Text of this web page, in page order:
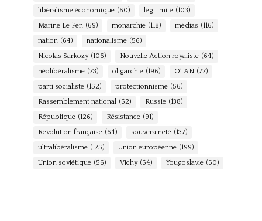
libéralisme économique (60) légitimité (103)
Marine Le Pen (69) monarchie (118) médias (116)
nation (64) nationalisme (56)
Nicolas Sarkozy (106) Nouvelle Action royaliste (64)
néolibéralisme (73) oligarchie (196) OTAN (77)
parti socialiste (152) protectionnisme (56)
Rassemblement national (52) Russie (138)
République (126) Résistance (91)
Révolution française (64) souveraineté (137)
ultralibéralisme (175) Union européenne (199)
Union soviétique (56) Vichy (54) Yougoslavie (50)